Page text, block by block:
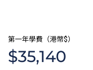
第一年學費（港幣$）
$35,140